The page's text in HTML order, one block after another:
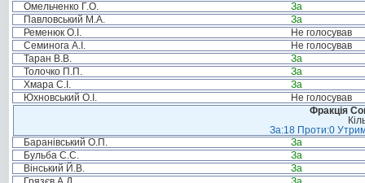
Омельченко Г.О.
За
Павловський М.А.
За
Ременюк О.І.
Не голосував
Семинога А.І.
Не голосував
Таран В.В.
За
Толочко П.П.
За
Хмара С.І.
За
Юхновський О.І.
Не голосував
Фракція
За:18 Проти:0
Баранівський О.П.
За
Бульба С.С.
За
Вінський Й.В.
За